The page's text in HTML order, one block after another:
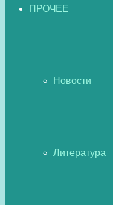
ПРОЧЕЕ
Новости
Литература